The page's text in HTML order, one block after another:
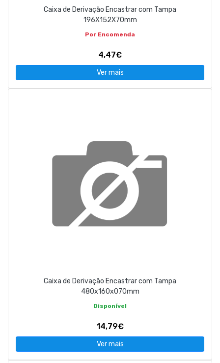
Caixa de Derivação Encastrar com Tampa
196X152X70mm
Por Encomenda
4,47€
Ver mais
Caixa de Derivação Encastrar com Tampa
480x160x070mm
Disponível
14,79€
Ver mais